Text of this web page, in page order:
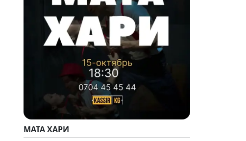
МАТА ХАРИ